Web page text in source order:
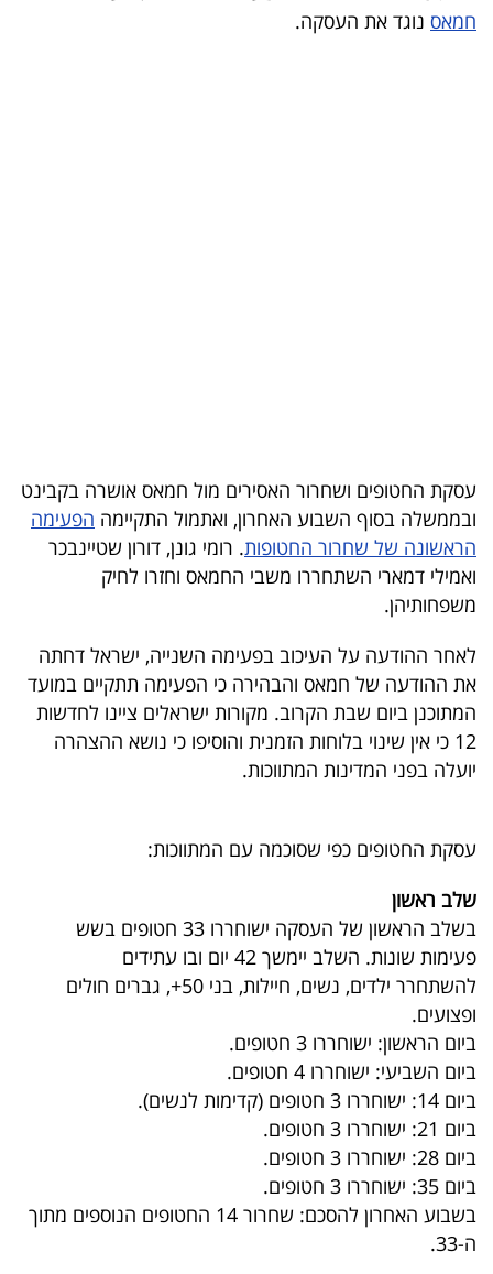
קריירה
5
המילון
הכלכלי
פודקאסט
40
UNDER
40
פעולה
דרושים
ניוזלטרים
מייל
אדום
פרסמו
באייס
חמאס נוגד את העסקה.
עסקת החטופים ושחרור האסירים מול חמאס אושרה בקבינט
ובממשלה בסוף השבוע האחרון, ואתמול התקיימה הפעימה
הראשונה של שחרור החטופות. רומי גונן, דורון שטיינבכר
ואמילי דמארי השתחררו משבי החמאס וחזרו לחיק
משפחותיהן.
לאחר ההודעה על העיכוב בפעימה השנייה, ישראל דחתה
את ההודעה של חמאס והבהירה כי הפעימה תתקיים במועד
המתוכנן ביום שבת הקרוב. מקורות ישראלים ציינו לחדשות
12 כי אין שינוי בלוחות הזמנית והוסיפו כי נושא ההצהרה
יועלה בפני המדינות המתווכות.
עסקת החטופים כפי שסוכמה עם המתווכות:
שלב ראשון
בשלב הראשון של העסקה ישוחררו 33 חטופים בשש
פעימות שונות. השלב יימשך 42 יום ובו עתידים
להשתחרר ילדים, נשים, חיילות, בני 50+, גברים חולים
ופצועים.
ביום הראשון: ישוחררו 3 חטופים.
ביום השביעי: ישוחררו 4 חטופים.
ביום 14: ישוחררו 3 חטופים (קדימות לנשים).
ביום 21: ישוחררו 3 חטופים.
ביום 28: ישוחררו 3 חטופים.
ביום 35: ישוחררו 3 חטופים.
בשבוע האחרון להסכם: שחרור 14 החטופים הנוספים מתוך
ה-33.